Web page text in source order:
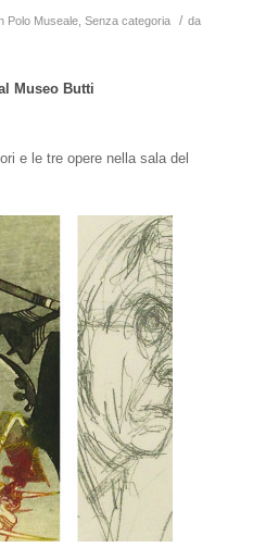
Polo Museale, Senza categoria / da
Museo Butti
e le tre opere nella sala del